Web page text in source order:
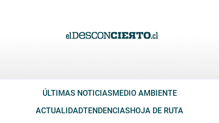
ÚLTIMAS NOTICIASMEDIO AMBIENTE
ACTUALIDADTENDENCIASHOJA DE RUTA